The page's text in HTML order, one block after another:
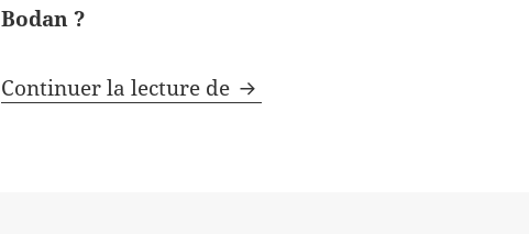
Bodan ?
Continuer la lecture de La fontaine au creux du vallon